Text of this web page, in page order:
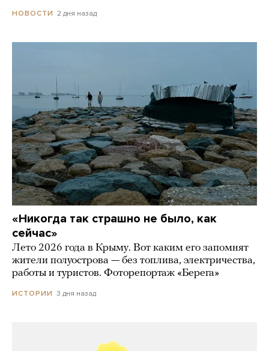
НОВОСТИ 2 дня назад
«Никогда так страшно не было, как
сейчас»
Лето 2026 года в Крыму. Вот каким его запомнят
жители полуострова — без топлива, электричества,
работы и туристов. Фоторепортаж «Берега»
ИСТОРИИ 3 дня назад